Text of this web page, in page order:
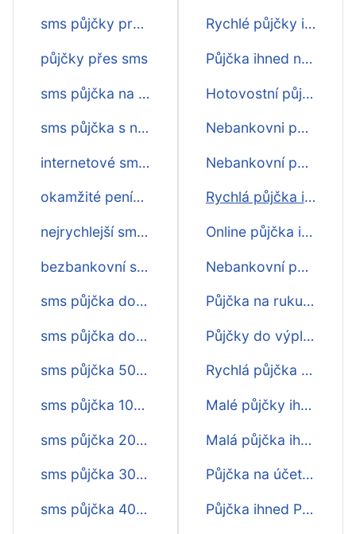
sms půjčky pro osvč
půjčky přes sms
sms půjčka na měsíc
sms půjčka s nejnižším úrokem
internetové sms půjčky
okamžité peníze přes sms
nejrychlejší sms půjčka
bezbankovní sms půjčky
sms půjčka do 15 minut
sms půjčka do 5 minut
sms půjčka 5000
sms půjčka 10000
sms půjčka 2000
sms půjčka 3000
sms půjčka 4000
Rychlé půjčky ihned na účet
Půjčka ihned na ruku
Hotovostní půjčka ihned
Nebankovni půjčky ihned na účet
Nebankovní půjčka ihned
Rychlá půjčka ihned na účet
Online půjčka ihned
Nebankovní půjčky ihned
Půjčka na ruku ihned
Půjčky do výplaty ihned
Rychlá půjčka na účet ihned
Malé půjčky ihned na účet
Malá půjčka ihned na účet
Půjčka na účet ihned
Půjčka ihned Praha